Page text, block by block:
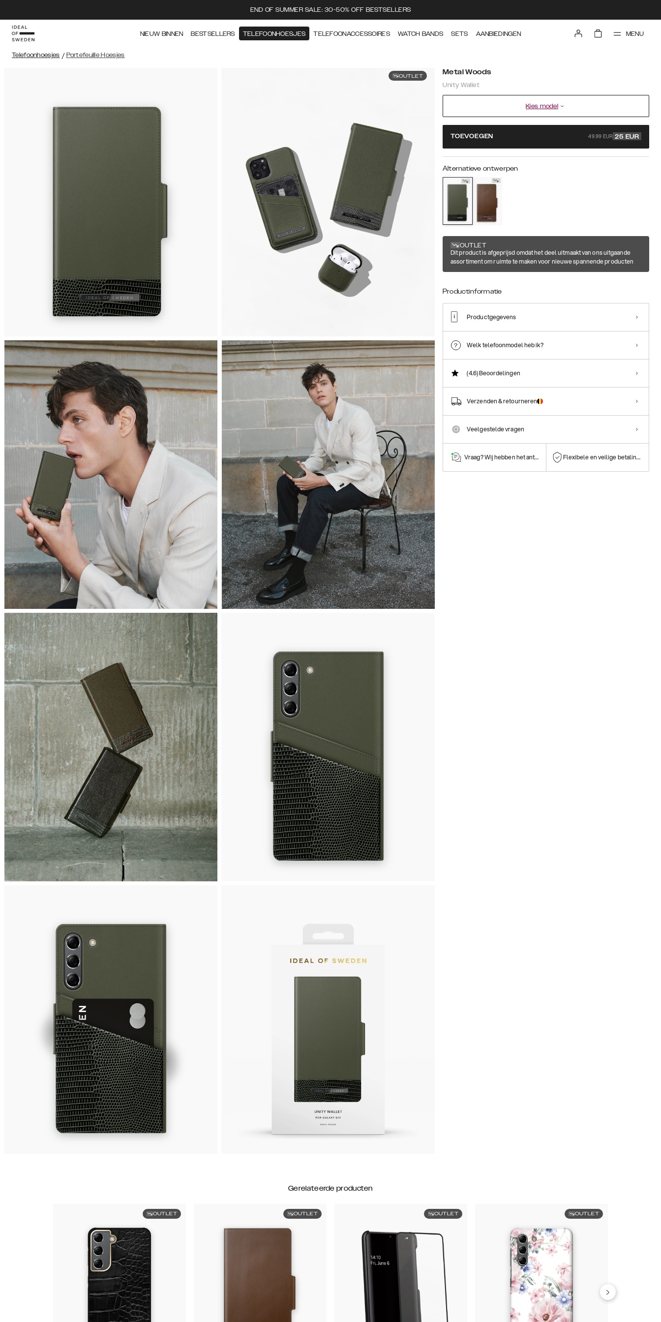
END OF SUMMER SALE: 30-50% OFF BESTSELLERS
NIEUW BINNEN BESTSELLERS TELEFOONHOESJES TELEFOONACCESSOIRES WATCH BANDS SETS AANBIEDINGEN MENU
Telefoonhoesjes / Portefeuille Hoesjes
OUTLET Metal Woods
Unity Wallet
Kies model
TOEVOEGEN 49.99 EUR 25 EUR
Alternatieve ontwerpen
OUTLET
Dit product is afgeprijsd omdat het deel uitmaakt van ons uitgaande
assortiment om ruimte te maken voor nieuwe spannende producten
Productinformatie
Productgegevens
Welk telefoonmodel heb ik?
(4.6)Beoordelingen
Verzenden & retourneren
Veelgestelde vragen
Vraag? Wij hebben het antwoord! Flexibele en veilige betalingen
Gerelateerde producten
OUTLET OUTLET OUTLET OUTLET